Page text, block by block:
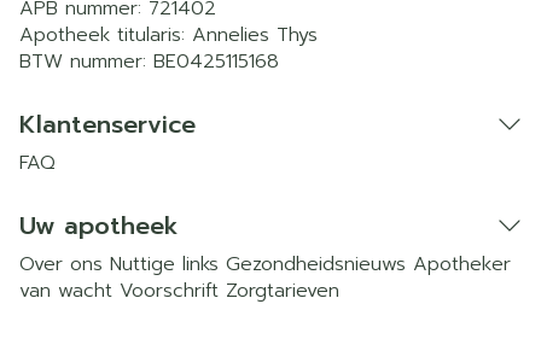
APB nummer: 721402
Apotheek titularis: Annelies Thys
BTW nummer: BE0425115168
Klantenservice
FAQ
Uw apotheek
Over ons Nuttige links Gezondheidsnieuws Apotheker
van wacht Voorschrift Zorgtarieven